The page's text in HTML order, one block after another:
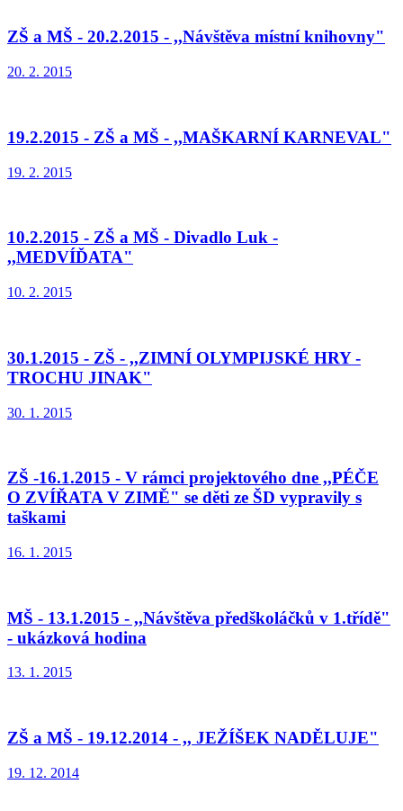
ZŠ a MŠ - 20.2.2015 - ,,Návštěva místní knihovny"
20. 2. 2015
19.2.2015 - ZŠ a MŠ - ,,MAŠKARNÍ KARNEVAL"
19. 2. 2015
10.2.2015 - ZŠ a MŠ - Divadlo Luk -
,,MEDVÍĎATA"
10. 2. 2015
30.1.2015 - ZŠ - ,,ZIMNÍ OLYMPIJSKÉ HRY -
TROCHU JINAK"
30. 1. 2015
ZŠ -16.1.2015 - V rámci projektového dne ,,PÉČE
O ZVÍŘATA V ZIMĚ" se děti ze ŠD vypravily s
taškami
16. 1. 2015
MŠ - 13.1.2015 - ,,Návštěva předškoláčků v 1.třídě"
- ukázková hodina
13. 1. 2015
ZŠ a MŠ - 19.12.2014 - ,, JEŽÍŠEK NADĚLUJE"
19. 12. 2014